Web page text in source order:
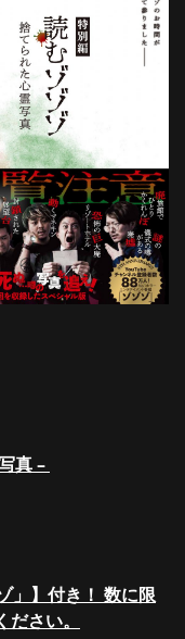
真 –
」】付き！ 数に限
さい。